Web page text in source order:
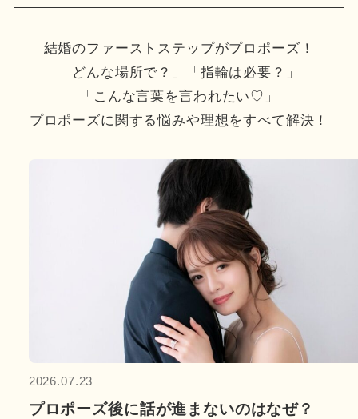
結婚のファーストステップがプロポーズ！
「どんな場所で？」「指輪は必要？」
「こんな言葉を言われたい♡」
プロポーズに関する悩みや理想をすべて解決！
2026.07.23
プロポーズ後に話が進まないのはなぜ？